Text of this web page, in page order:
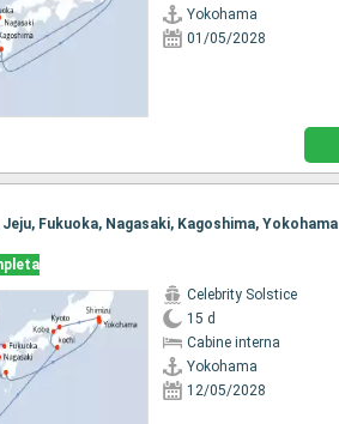
Yokohama
01/05/2028
Fukuoka, Nagasaki, Kagoshima, Yokohama
Celebrity Solstice
15 d
Cabine interna
Yokohama
12/05/2028